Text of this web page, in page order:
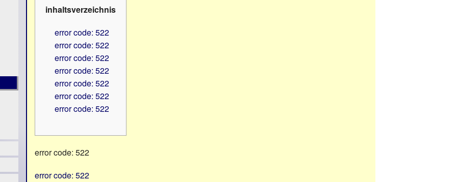
inhaltsverzeichnis
error code: 522
error code: 522
error code: 522
error code: 522
error code: 522
error code: 522
error code: 522
error code: 522
error code: 522